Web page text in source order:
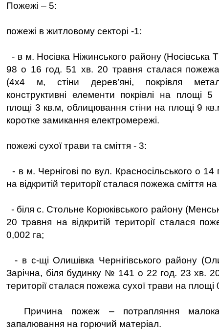
Пожежі – 5:
пожежі в житловому секторі -1:
- в м. Носівка Ніжинського району (Носівська
98 о 16 год. 51 хв. 20 травня сталася пожежа
(4х4 м, стіни дерев’яні, покрівля
конструктивні елементи покрівлі на площі
площі 3 кв.м, облицювання стіни на площі 9
коротке замикання електромережі.
пожежі сухої трави та сміття - 3:
- в м. Чернігові по вул. Красносільського о
на відкритій території сталася пожежа сміття
- біля с. Стольне Корюківського району
20 травня на відкритій території сталася
0,002 га;
- в с-щі Олишівка Чернігівського району
Зарічна, біля будинку № 141 о 22 год. 23 хв. 20
території сталася пожежа сухої трави на площі
Причина пожеж – потрапляння
запалювання на горючий матеріал.